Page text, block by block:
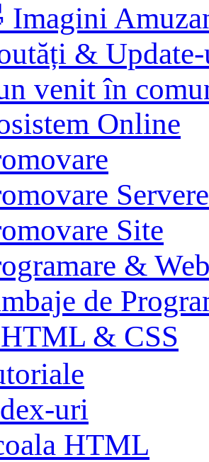
&
venit în
Online
Servere
Site
&
de
& CSS
uri
HTML